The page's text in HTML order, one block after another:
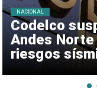
Codelco
Andes
riesgos
NACIONAL